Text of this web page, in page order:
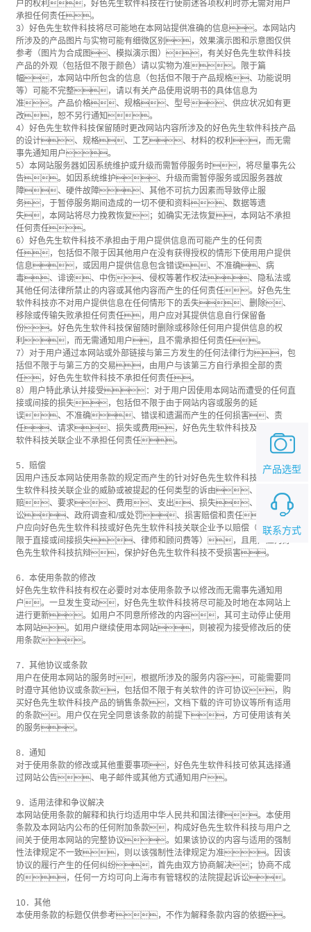
户的权利，好色先生软件科技在行使前述各项权利时亦无需对用户
承担任何责任。
3）好色先生软件科技将尽可能地在本网站提供准确的信息。本网站内
所涉及的产品图片与实物可能有细微区别，效果演示图和示意图仅供
参考（图片为合成图、模拟演示图），有关好色先生软件科技
产品的外观（包括但不限于颜色）请以实物为准。限于篇
幅，本网站中所包含的信息（包括但不限于产品规格、功能说明
等）可能不完整，请以有关产品使用说明书的具体信息为
准。产品价格、规格、型号、供应状况如有更
改，恕不另行通知。
4）好色先生软件科技保留随时更改网站内容所涉及的好色先生软件科技产品
的设计、规格、工艺、材料的权利，而无需
事先通知用户。
5）本网站服务器如因系统维护或升级而需暂停服务时，将尽量事先公
告。如因系统维护、升级而需暂停服务或因服务器故
障、硬件故障、其他不可抗力因素而导致停止服
务，于暂停服务期间造成的一切不便和资料、数据等遗
失，本网站将尽力挽救恢复；如确实无法恢复，本网站不承担
任何责任。
6）好色先生软件科技不承担由于用户提供信息而可能产生的任何责
任，包括但不限于因其他用户在没有获得授权的情形下使用用户提供
信息，或因用户提供信息包含错误、不准确、病
毒、诽谤、中伤、侵权等著作权法、隐私法或
其他任何法律所禁止的内容或其他内容而产生的任何责任。好色先生
软件科技亦不对用户提供信息在任何情形下的丢失、删除、
移除或传输失败承担任何责任，用户应对其提供信息自行保留备
份。好色先生软件科技保留随时删除或移除任何用户提供信息的权
利，而无需通知用户，且不需承担任何责任。
7）对于用户通过本网站或外部链接与第三方发生的任何法律行为，包
括但不限于与第三方的交易，由用户与该第三方自行承担全部的责
任，好色先生软件科技不承担任何责任。
8）用户特此承认并接受：对于用户因使用本网站而遭受的任何直
接或间接的损失，包括但不限于由于网站内容或服务的延
误、不准确、错误和遗漏而产生的任何损害、责
任、请求、损失或费用，好色先生软件科技及好色先生
软件科技关联企业不承担任何责任。
5．赔偿
因用户违反本网站使用条款的规定而产生的针对好色先生软件科技或好色先
生软件科技关联企业的威胁或被提起的任何类型的诉由、索
赔、要求、费用、支出、损失、诉
讼、政府调查和/或处罚、损害赔偿和责任，用
户应向好色先生软件科技或好色先生软件科技关联企业予以赔偿（包括但不
限于直接或间接损失、律师和顾问费等），且用户应为好
色先生软件科技抗辩，保护好色先生软件科技不受损害。
6．本使用条款的修改
好色先生软件科技有权在必要时对本使用条款予以修改而无需事先通知用
户。一旦发生变动，好色先生软件科技将尽可能及时地在本网站上
进行更新。如用户不同意所修改的内容，其可主动停止使用
本网站。如用户继续使用本网站，则被视为接受修改后的使
用条款。
7．其他协议或条款
用户在使用本网站的服务时，根据所涉及的服务内容，可能需要同
时遵守其他协议或条款，包括但不限于有关软件的许可协议，购
买好色先生软件科技产品的销售条款，文档下载的许可协议等所有适用
的条款。用户仅在完全同意该条款的前提下，方可使用该有关
的服务。
8．通知
对于使用条款的修改或其他重要事项，好色先生软件科技可依其选择通
过网站公告、电子邮件或其他方式通知用户。
9．适用法律和争议解决
本网站使用条款的解释和执行均适用中华人民共和国法律。本使用
条款及本网站内公布的任何附加条款，构成好色先生软件科技与用户之
间关于使用本网站的完整协议。如果该协议的内容与适用的强制
性法律规定不一致，则以该强制性法律规定为准。因该
协议的履行产生的任何纠纷，首先由双方协商解决；协商不成
的，任何一方均可向上海市有管辖权的法院提起诉讼。
10．其他
本使用条款的标题仅供参考，不作为解释条款内容的依据。
联系方式
产品选型